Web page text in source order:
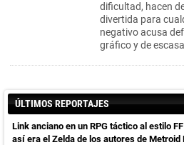
dificultad, hacen
divertida para
negativo acusa
gráfico y de
ÚLTIMOS REPORTAJES
Link anciano en un RPG táctico al estilo
así era el Zelda de los autores de Metroid